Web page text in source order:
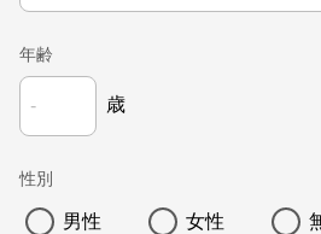
年齢
歳
性別
男性 女性